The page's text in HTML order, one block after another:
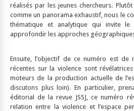
réalisés par les jeunes chercheurs.
comme un panorama exhaustif, nous le
thématique et analytique qui invite
approfondir les approches
Ensuite, l’objectif de ce numéro est de
récentes sur la violence sont
moteurs de la production actuelle de
discutons plus loin). En particulier,
éditorial de la revue JSSJ, ce numéro
relation entre la violence et l’espace